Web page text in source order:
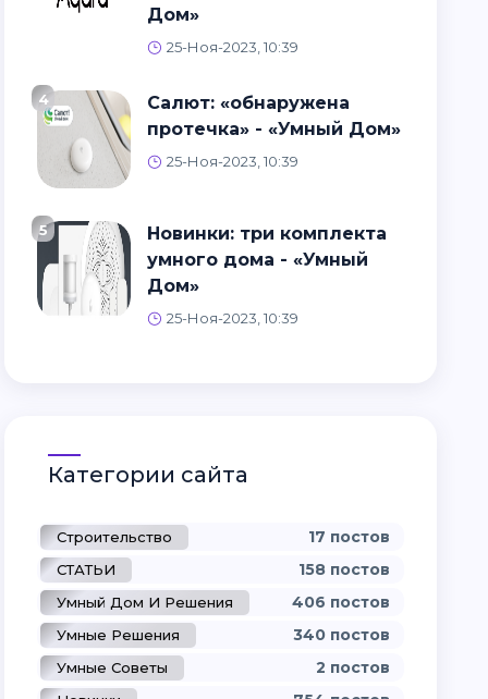
Дом»
25-Ноя-2023, 10:39
4
Салют: «обнаружена
протечка» - «Умный Дом»
25-Ноя-2023, 10:39
5
Новинки: три комплекта
умного дома - «Умный
Дом»
25-Ноя-2023, 10:39
Категории сайта
Строительство 17 постов
СТАТЬИ 158 постов
Умный Дом И Решения 406 постов
Умные Решения 340 постов
Умные Советы 2 постов